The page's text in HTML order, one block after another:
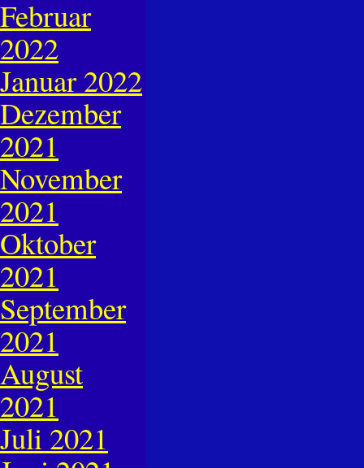
Februar
2022
Januar 2022
Dezember
2021
November
2021
Oktober
2021
September
2021
August
2021
Juli 2021